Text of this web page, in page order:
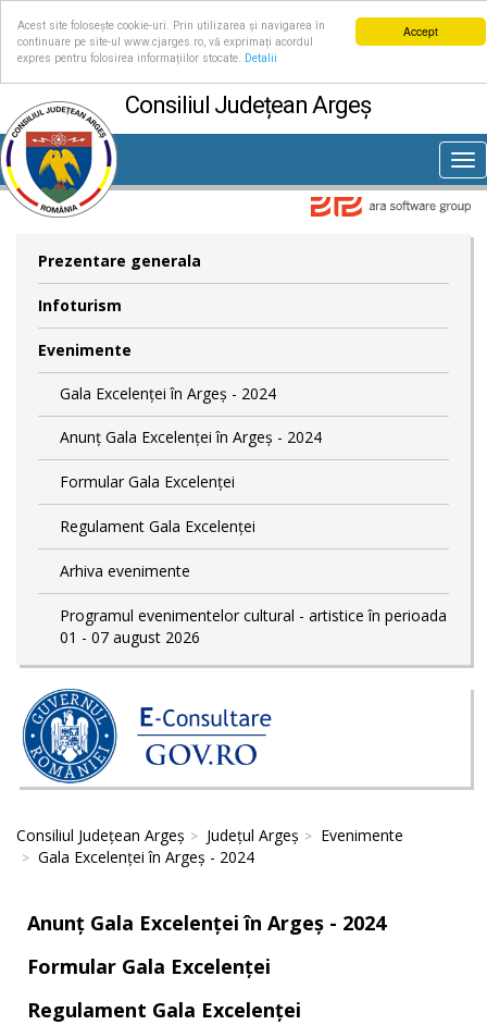
Accept
Acest site folosește cookie-uri. Prin utilizarea și navigarea în
continuare pe site-ul www.cjarges.ro, vă exprimați acordul
expres pentru folosirea informațiilor stocate.
Detalii
Consiliul Județean Argeș
Prezentare generala
Infoturism
Evenimente
Gala Excelenței în Argeș - 2024
Anunț Gala Excelenței în Argeș - 2024
Formular Gala Excelenței
Regulament Gala Excelenței
Arhiva evenimente
Programul evenimentelor cultural - artistice în perioada
01 - 07 august 2026
Consiliul Județean Argeș Județul Argeș
Evenimente
Gala Excelenței în Argeș - 2024
Anunț Gala Excelenței în Argeș - 2024
Formular Gala Excelenței
Regulament Gala Excelenței